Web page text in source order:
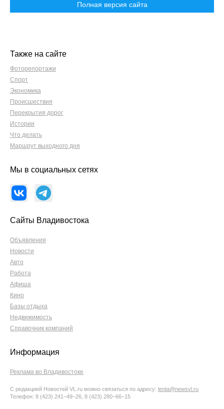
Полная версия сайта
Также на сайте
Фоторепортажи
Спорт
Экономика
Происшествия
Перекрытия дорог
Истории
Что делать
Маршрут выходного дня
Мы в социальных сетях
Сайты Владивостока
Объявления
Новости
Авто
Работа
Афиша
Кино
Базы отдыха
Недвижимость
Справочник компаний
Информация
Реклама во Владивостоке
С редакцией Новостей VL.ru можно связаться по адресу: lenta@newsvl.ru
Телефон: 8 (423) 241−49−26, 8 (423) 280−66−15